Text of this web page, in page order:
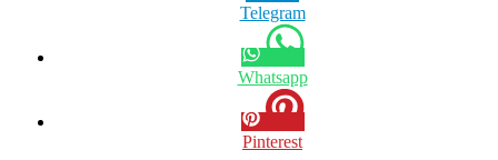
Telegram
Whatsapp
Pinterest